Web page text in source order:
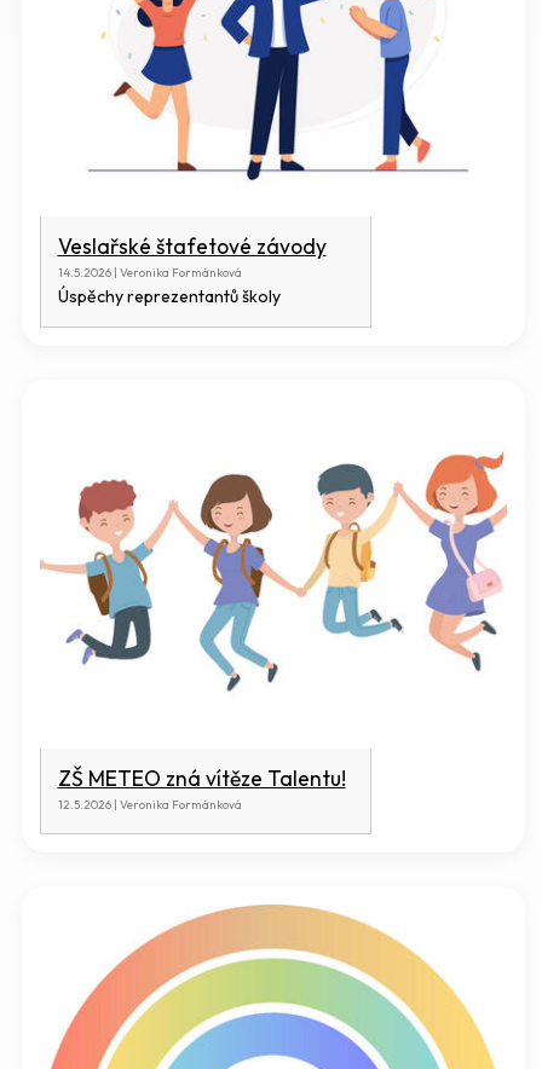
Veslařské štafetové závody
14.5.2026 | Veronika Formánková
Úspěchy reprezentantů školy
ZŠ METEO zná vítěze Talentu!
12.5.2026 | Veronika Formánková